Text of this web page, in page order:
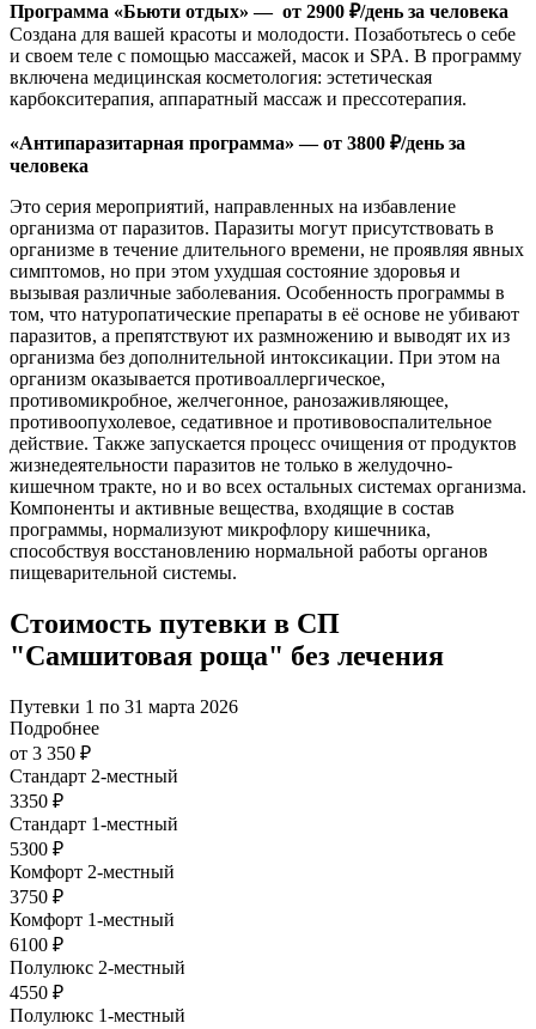
Программа «Бьюти отдых» — от 2900 ₽/день за человека
Создана для вашей красоты и молодости. Позаботьтесь о себе
и своем теле с помощью массажей, масок и SPA. В программу
включена медицинская косметология: эстетическая
карбокситерапия, аппаратный массаж и прессотерапия.
«Антипаразитарная программа» — от 3800 ₽/день за
человека
Это серия мероприятий, направленных на избавление
организма от паразитов. Паразиты могут присутствовать в
организме в течение длительного времени, не проявляя явных
симптомов, но при этом ухудшая состояние здоровья и
вызывая различные заболевания. Особенность программы в
том, что натуропатические препараты в её основе не убивают
паразитов, а препятствуют их размножению и выводят их из
организма без дополнительной интоксикации. При этом на
организм оказывается противоаллергическое,
противомикробное, желчегонное, ранозаживляющее,
противоопухолевое, седативное и противовоспалительное
действие. Также запускается процесс очищения от продуктов
жизнедеятельности паразитов не только в желудочно-
кишечном тракте, но и во всех остальных системах организма.
Компоненты и активные вещества, входящие в состав
программы, нормализуют микрофлору кишечника,
способствуя восстановлению нормальной работы органов
пищеварительной системы.
Стоимость путевки в СП
"Самшитовая роща" без лечения
Путевки 1 по 31 марта 2026
Подробнее
от 3 350 ₽
Стандарт 2-местный
3350 ₽
Стандарт 1-местный
5300 ₽
Комфорт 2-местный
3750 ₽
Комфорт 1-местный
6100 ₽
Полулюкс 2-местный
4550 ₽
Полулюкс 1-местный